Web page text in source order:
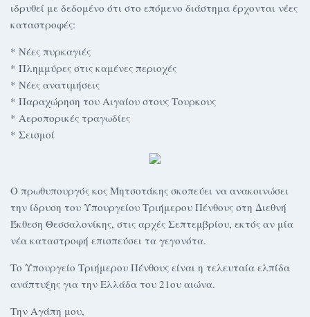
ιδρυθεί με δεδομένο ότι στο επόμενο διάστημα έρχονται νέες
καταστροφές:
* Νέες πυρκαγιές
* Πλημμύρες στις καμένες περιοχές
* Νέες ανατιμήσεις
* Παραχώρηση του Αιγαίου στους Τουρκους
* Αεροπορικές τραγωδίες
* Σεισμοί
Ο πρωθυπουργός κος Μητσοτάκης σκοπεύει να ανακοινώσει
την ίδρυση του Υπουργείου Τριήμερου Πένθους στη Διεθνή
Έκθεση Θεσσαλονίκης, στις αρχές Σεπτεμβρίου, εκτός αν μία
νέα καταστροφή επισπεύσει τα γεγονότα.
Το Υπουργείο Τριήμερου Πένθους είναι η τελευταία ελπίδα
ανάπτυξης για την Ελλάδα του 21ου αιώνα.
Την Αγάπη μου,